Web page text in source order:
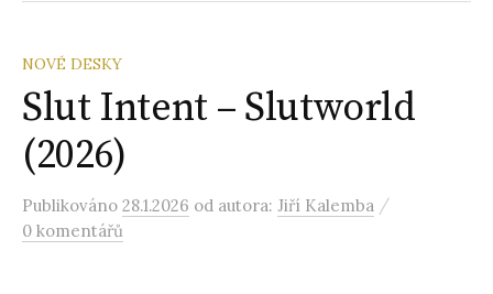
NOVÉ DESKY
Slut Intent – Slutworld
(2026)
Publikováno 28.1.2026 od autora: Jiří Kalemba /
0 komentářů